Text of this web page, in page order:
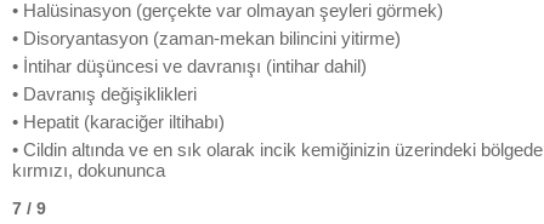
• Halüsinasyon (gerçekte var olmayan şeyleri görmek)
• Disoryantasyon (zaman-mekan bilincini yitirme)
• İntihar düşüncesi ve davranışı (intihar dahil)
• Davranış değişiklikleri
• Hepatit (karaciğer iltihabı)
• Cildin altında ve en sık olarak incik kemiğinizin üzerindeki bölgede
kırmızı, dokununca
7 / 9